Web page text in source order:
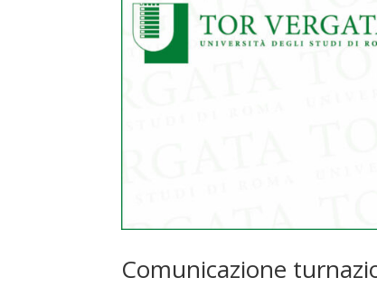
Comunicazione